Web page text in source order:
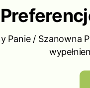
Panie / Szanowna